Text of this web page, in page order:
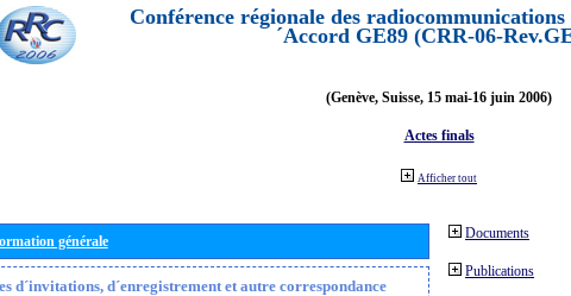
Conférence régionale des
´Accord GE89 (CRR-06-
(Genève, Suisse, 15 mai-16 juin 2006)
Actes finals
Afficher tout
générale
d´invitations, d´enregistrement et autre correspondance
Documents
Publications